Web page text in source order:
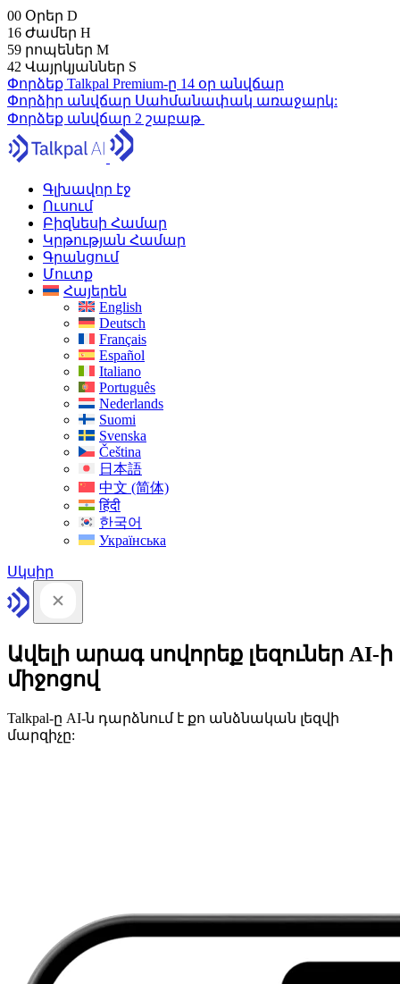
00 Օրեր D
16 Ժամեր H
59 րոպեներ M
41 Վայրկյաններ S
Փորձեք Talkpal Premium-ը 14 օր անվճար
Փորձիր անվճար Սահմանափակ առաջարկ:
Փորձեք անվճար 2 շաբաթ
Գլխավոր էջ
Ուսում
Բիզնեսի Համար
Կրթության Համար
Գրանցում
Մուտք
Հայերեն
English
Deutsch
Français
Español
Italiano
Português
Nederlands
Suomi
Svenska
Čeština
日本語
中文 (简体)
हिंदी
한국어
Українська
Սկսիր
Ավելի արագ սովորեք լեզուներ AI-ի
միջոցով
Talkpal-ը AI-ն դարձնում է քո անձնական լեզվի
մարզիչը: